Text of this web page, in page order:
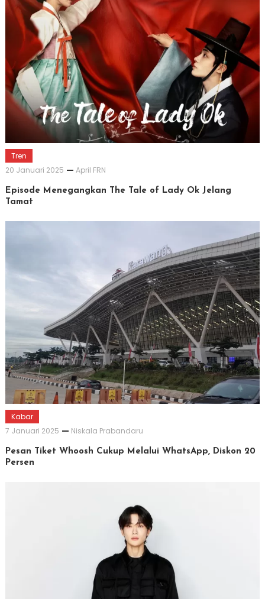
Tren
20 Januari 2025
April FRN
Episode Menegangkan The Tale of Lady Ok Jelang
Tamat
Kabar
7 Januari 2025
Niskala Prabandaru
Pesan Tiket Whoosh Cukup Melalui WhatsApp, Diskon 20
Persen